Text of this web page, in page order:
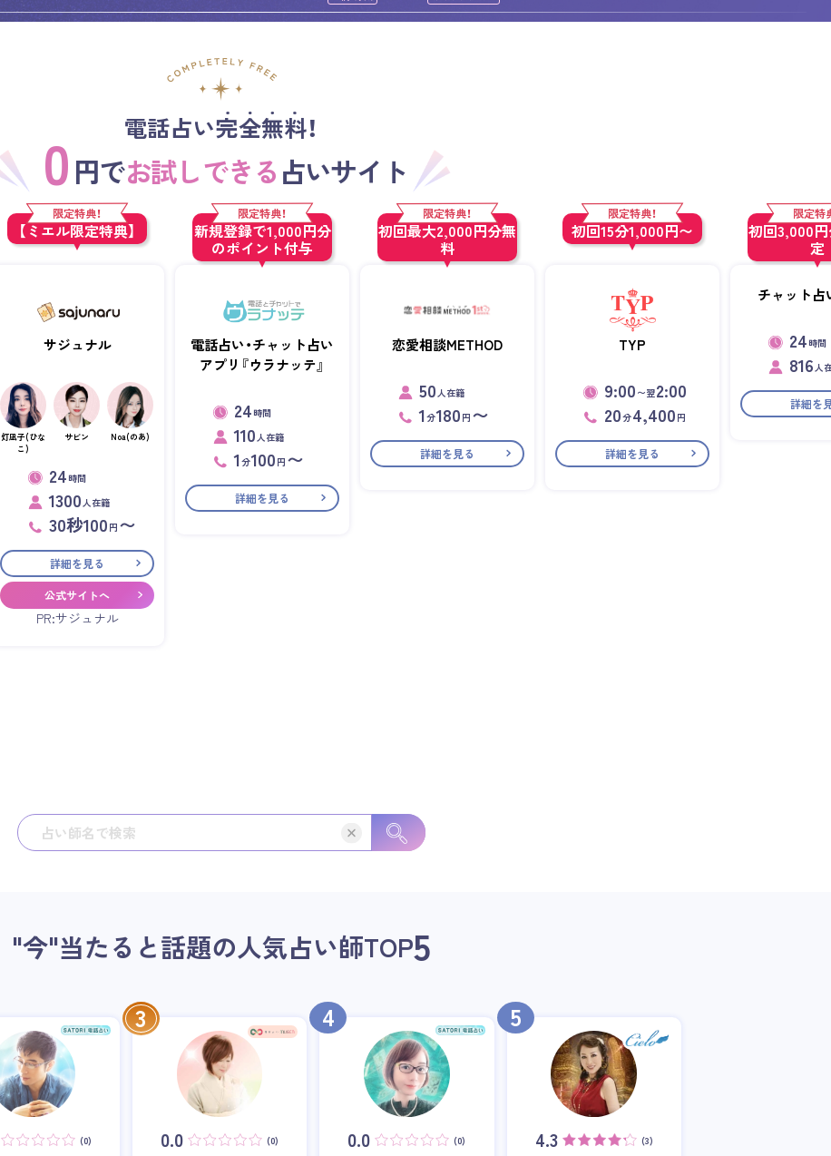
電話占い完全無料！
0 円でお試しできる占いサイト
限定特典！
【ミエル限定特典】
サジュナル
灯凪子(ひな
こ)
サビン Noa(のあ)
24 時間
1300人在籍
30秒100 円 〜
詳細を見る
公式サイトへ
PR:サジュナル
限定特典！
新規登録で1,000円分
のポイント付与
電話占い・チャット占い
アプリ『ウラナッテ』
24 時間
110人在籍
1分100 円 〜
詳細を見る
限定特典！
初回最大2,000円分無
料
恋愛相談METHOD
50人在籍
1分180 円 〜
詳細を見る
限定特典！
初回15分1,000円〜
TYP
9:00 〜翌2:00
20分4,400 円
詳細を見る
限定特
初回3,000
定
チャット占
24 時間
816人
詳細を
"今"当たると話題の人気占い師TOP5
(0)
3
0.0 (0)
4
0.0 (0)
5
4.3 (3)